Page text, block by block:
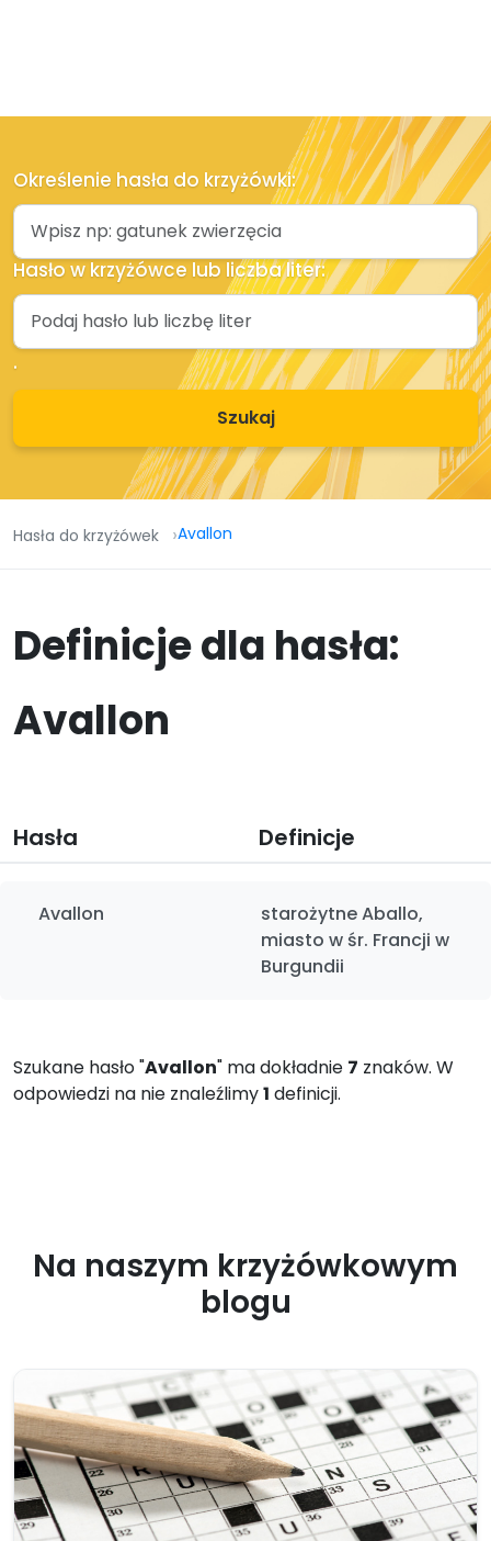
Określenie hasła do krzyżówki:
Hasło w krzyżówce lub liczba liter:
.
Szukaj
Hasła do krzyżówek Avallon
Definicje dla hasła:
Avallon
Hasła Definicje
Avallon
starożytne Aballo,
miasto w śr. Francji w
Burgundii
Szukane hasło "Avallon" ma dokładnie 7 znaków. W
odpowiedzi na nie znaleźlimy1 definicji.
Na naszym krzyżówkowym
blogu